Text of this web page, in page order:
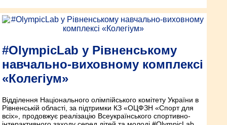
#OlympicLab у Рівненському
навчально-виховному комплексі
«Колегіум»
Відділення Національного олімпійського комітету України в
Рівненській області, за підтримки КЗ «ОЦФЗН «Спорт для
всіх», продовжує реалізацію Всеукраїнського спортивно-